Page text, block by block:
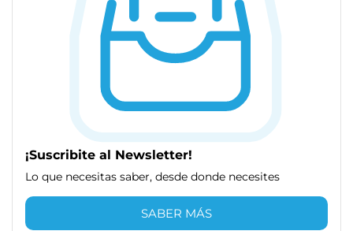
¡Suscribite al Newsletter!
Lo que necesitas saber, desde donde necesites
SABER MÁS